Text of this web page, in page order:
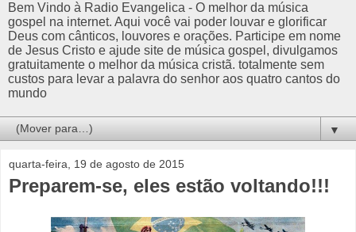
Bem Vindo à Radio Evangelica - O melhor da música
gospel na internet. Aqui você vai poder louvar e glorificar
Deus com cânticos, louvores e orações. Participe em nome
de Jesus Cristo e ajude site de música gospel, divulgamos
gratuitamente o melhor da música cristã. totalmente sem
custos para levar a palavra do senhor aos quatro cantos do
mundo
▼
quarta-feira, 19 de agosto de 2015
Preparem-se, eles estão voltando!!!